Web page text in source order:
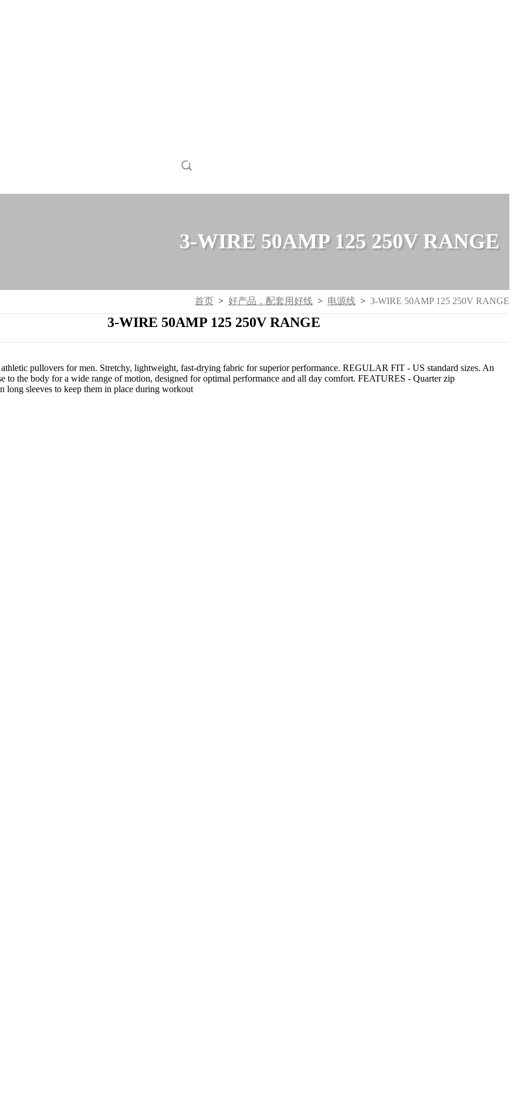
3-WIRE 50AMP 125 250V RANGE
首页 > 好产品，配套用好线 > 电源线 > 3-WIRE 50AMP 125 250V RANGE
3-WIRE 50AMP 125 250V RANGE
pullovers for men. Stretchy, lightweight, fast-drying fabric for superior performance. REGULAR FIT - US standard sizes. An
to the body for a wide range of motion, designed for optimal performance and all day comfort. FEATURES - Quarter zip
long sleeves to keep them in place during workout